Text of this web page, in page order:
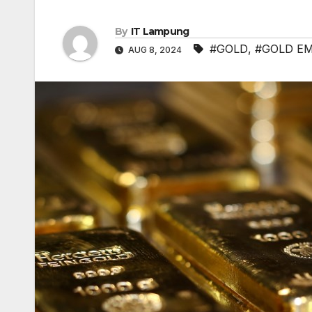
By IT Lampung
AUG 8, 2024 #GOLD, #GOLD